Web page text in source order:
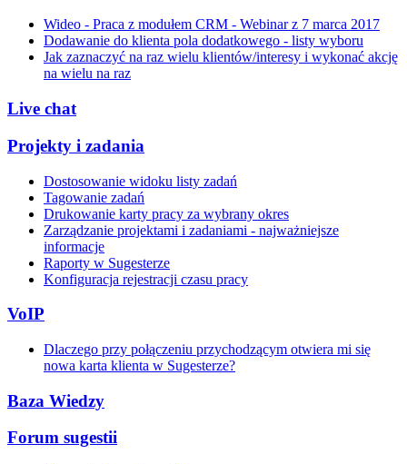
Wideo - Praca z modułem CRM - Webinar z 7 marca 2017
Dodawanie do klienta pola dodatkowego - listy wyboru
Jak zaznaczyć na raz wielu klientów/interesy i wykonać akcję
na wielu na raz
Live chat
Projekty i zadania
Dostosowanie widoku listy zadań
Tagowanie zadań
Drukowanie karty pracy za wybrany okres
Zarządzanie projektami i zadaniami - najważniejsze
informacje
Raporty w Sugesterze
Konfiguracja rejestracji czasu pracy
VoIP
Dlaczego przy połączeniu przychodzącym otwiera mi się
nowa karta klienta w Sugesterze?
Baza Wiedzy
Forum sugestii